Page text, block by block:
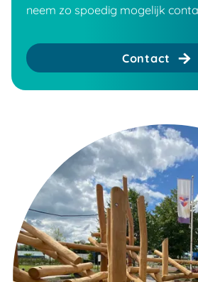
neem zo spoedig mogelijk
Contact